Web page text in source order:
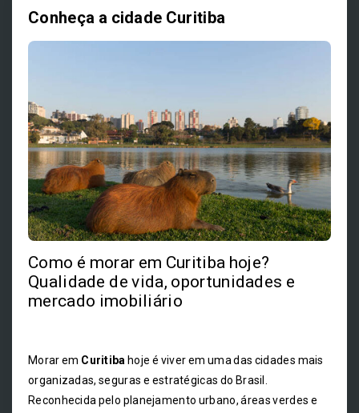
Conheça a cidade Curitiba
Como é morar em Curitiba hoje?
Qualidade de vida, oportunidades e
mercado imobiliário
Morar em Curitiba hoje é viver em uma das cidades mais
organizadas, seguras e estratégicas do Brasil.
Reconhecida pelo planejamento urbano, áreas verdes e